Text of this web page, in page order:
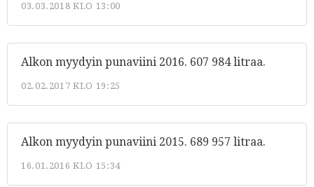
03.03.2018 KLO 13:00
Alkon myydyin punaviini 2016. 607 984 litraa.
02.02.2017 KLO 19:25
Alkon myydyin punaviini 2015. 689 957 litraa.
16.01.2016 KLO 15:34